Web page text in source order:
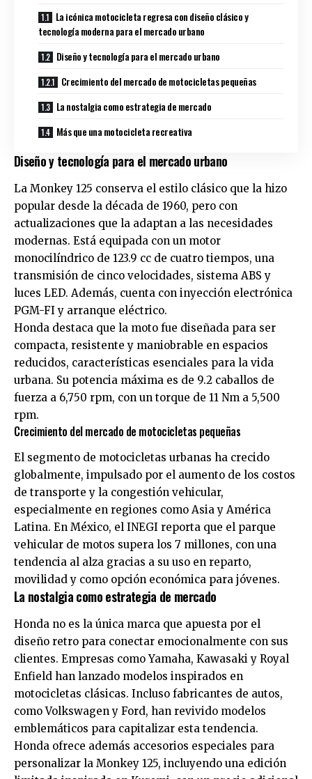
La icónica motocicleta regresa con diseño clásico y
tecnología moderna para el mercado urbano
Diseño y tecnología para el mercado urbano
Crecimiento del mercado de motocicletas pequeñas
La nostalgia como estrategia de mercado
Más que una motocicleta recreativa
Diseño y tecnología para el mercado urbano
La Monkey 125 conserva el estilo clásico que la hizo
popular desde la década de 1960, pero con
actualizaciones que la adaptan a las necesidades
modernas. Está equipada con un motor
monocilíndrico de 123.9 cc de cuatro tiempos, una
transmisión de cinco velocidades, sistema ABS y
luces LED. Además, cuenta con inyección electrónica
PGM-FI y arranque eléctrico.
Honda destaca que la moto fue diseñada para ser
compacta, resistente y maniobrable en espacios
reducidos, características esenciales para la vida
urbana. Su potencia máxima es de 9.2 caballos de
fuerza a 6,750 rpm, con un torque de 11 Nm a 5,500
rpm.
Crecimiento del mercado de motocicletas pequeñas
El segmento de motocicletas urbanas ha crecido
globalmente, impulsado por el aumento de los costos
de transporte y la congestión vehicular,
especialmente en regiones como Asia y América
Latina. En México, el INEGI reporta que el parque
vehicular de motos supera los 7 millones, con una
tendencia al alza gracias a su uso en reparto,
movilidad y como opción económica para jóvenes.
La nostalgia como estrategia de mercado
Honda no es la única marca que apuesta por el
diseño retro para conectar emocionalmente con sus
clientes. Empresas como Yamaha, Kawasaki y Royal
Enfield han lanzado modelos inspirados en
motocicletas clásicas. Incluso fabricantes de autos,
como Volkswagen y Ford, han revivido modelos
emblemáticos para capitalizar esta tendencia.
Honda ofrece además accesorios especiales para
personalizar la Monkey 125, incluyendo una edición